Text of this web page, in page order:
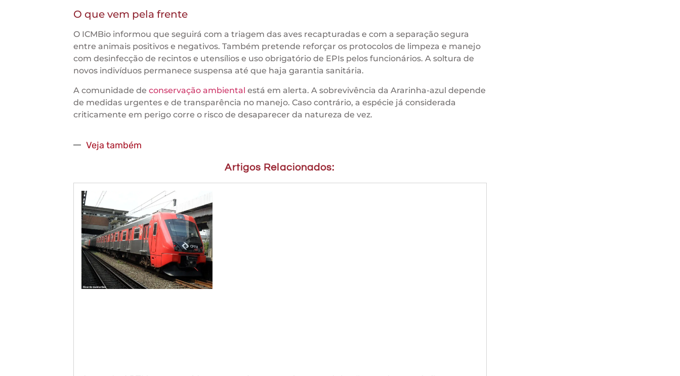
O que vem pela frente
O ICMBio informou que seguirá com a triagem das aves recapturadas e com a separação segura
entre animais positivos e negativos. Também pretende reforçar os protocolos de limpeza e manejo
com desinfecção de recintos e utensílios e uso obrigatório de EPIs pelos funcionários. A soltura de
novos indivíduos permanece suspensa até que haja garantia sanitária.
A comunidade de conservação ambiental está em alerta. A sobrevivência da Ararinha-azul depende
de medidas urgentes e de transparência no manejo. Caso contrário, a espécie já considerada
criticamente em perigo corre o risco de desaparecer da natureza de vez.
Veja também
Artigos Relacionados: